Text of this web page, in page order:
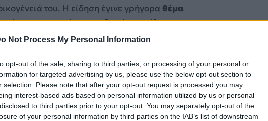
Not Process My Personal Information
opt-out of the sale, sharing to third parties, or processing of your personal or
for targeted advertising by us, please use the below opt-out section to
selection. Please note that after your opt-out request is processed you may
interest-based ads based on personal information utilized by us or personal
to third parties prior to your opt-out. You may separately opt-out of the
of your personal information by third parties on the IAB’s list of downstream
του. Η είδηση έγινε γρήγορα θέμα
του γνωστού τραγουδιστή να στέλνουν τις
μετά τη γέννηση του πρώτου τους παιδιού και